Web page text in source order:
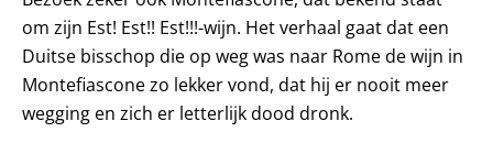
om zijn Est! Est!! Est!!!-wijn. Het verhaal gaat dat een
Duitse bisschop die op weg was naar Rome de wijn in
Montefiascone zo lekker vond, dat hij er nooit meer
wegging en zich er letterlijk dood dronk.